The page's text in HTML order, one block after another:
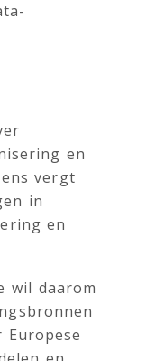
en
vergt
in
en
wil daarom
Europese